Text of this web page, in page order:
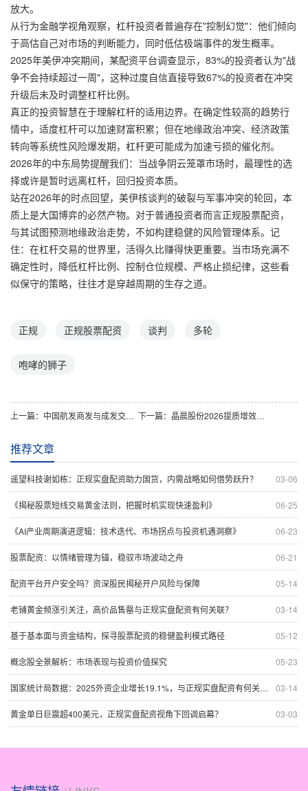
放大。
从行为金融学视角观察，杠杆投资者普遍存在"控制幻觉"：他们倾向
于高估自己对市场的判断能力，同时低估极端事件的发生概率。
2025年美伊冲突期间，某配资平台调查显示，83%的投资者认为"战
争不会持续超过一周"，这种过度自信直接导致67%的投资者在冲突
升级后未及时调整杠杆比例。
真正的投资智慧在于理解杠杆的适用边界。在确定性较高的趋势行
情中，适度杠杆可以加速财富积累；但在地缘政治冲突、经济政策
转向等系统性风险爆发期，杠杆更可能成为加速亏损的催化剂。
2026年的中东局势提醒我们：当战争阴云笼罩市场时，最理性的选
择或许是暂时远离杠杆，回归投资本质。
站在2026年的时点回望，美伊核谈判的破裂与军事冲突的轮回，本
质上是大国博弈的必然产物。对于普通投资者而言正规股票配资，
与其试图预测地缘政治走势，不如构建稳健的风险管理体系。记
住：在杠杆交易的世界里，活得久比赚得快更重要。当市场充满不
确定性时，降低杠杆比例、控制仓位规模、严格止损纪律，这些看
似保守的策略，往往才是穿越周期的生存之道。
正规 正规股票配资 谈判 多轮
咆哮的狮子
上一篇： 中国航发商发与成发交流：是否预示航空领域正规实盘配资新趋势？ 下一篇： 晶晨股份2026提质增效：正规实盘配资视角下的回报提升路径？
推荐文章
03-06
遥望科技谢如栋：正规实盘配资助力国货，内需战略如何借势跃升？
06-25
《揭秘股票短线交易黄金法则，把握时机实现快速盈利》
06-23
《AI产业周期演进逻辑：技术迭代、市场拐点与投资机遇洞察》
06-21
股票配资：以情绪管理为锚，稳驭市场波动之舟
05-14
配资平台开户安全吗？资深股民揭秘开户风险与保障
03-14
老铺黄金频涨引关注，高价品售罄与正规实盘配资有何关联？
05-12
基于基本面与资金结构，探寻股票配资的稳健盈利模式路径
05-23
概念股全景解析：市场表现与投资价值探究
03-14
国家统计局数据：2025外资企业增长19.1%，与正规实盘配资有何关联？
03-03
黄金单日巨震超400美元，正规实盘配资视角下回调启幕？